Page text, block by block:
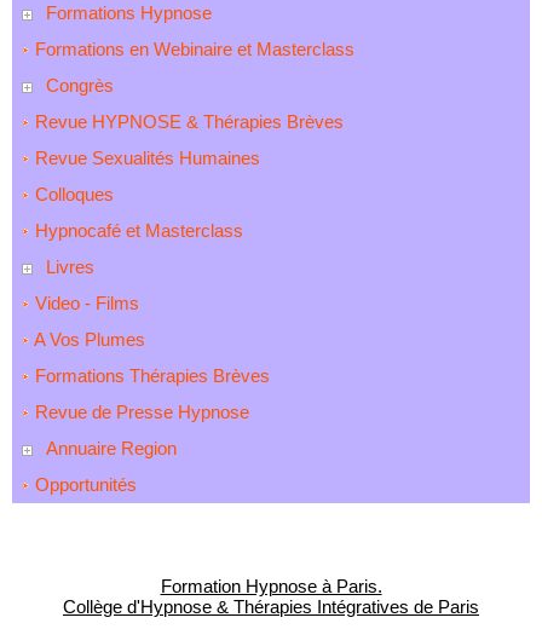
Formations Hypnose
Formations en Webinaire et Masterclass
Congrès
Revue HYPNOSE & Thérapies Brèves
Revue Sexualités Humaines
Colloques
Hypnocafé et Masterclass
Livres
Video - Films
A Vos Plumes
Formations Thérapies Brèves
Revue de Presse Hypnose
Annuaire Region
Opportunités
Formation Hypnose à Paris.
Collège d'Hypnose & Thérapies Intégratives de Paris